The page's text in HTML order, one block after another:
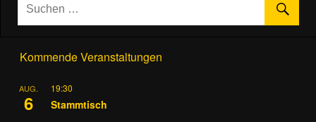
Kommende Veranstaltungen
AUG.
6
19:30
Stammtisch